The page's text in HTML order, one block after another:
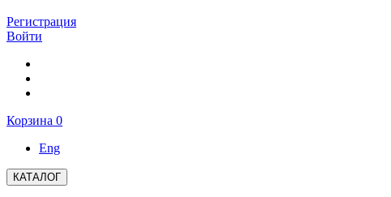
Регистрация
Войти
Корзина 0
Eng
КАТАЛОГ